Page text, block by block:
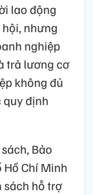
lao động
nhưng
nghiệp
trả lương cơ
không đủ
quy định
Bảo
Hồ Chí Minh
sách hỗ trợ